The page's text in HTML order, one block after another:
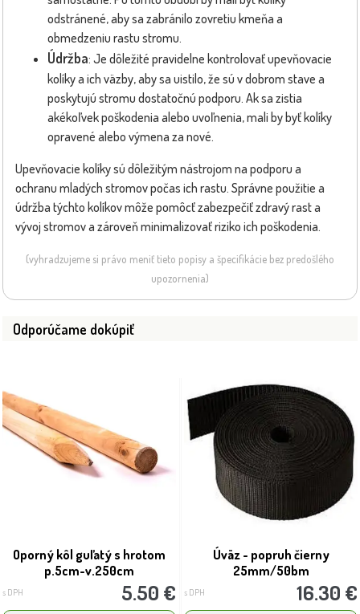
odstránené, aby sa zabránilo zovretiu kmeňa a
obmedzeniu rastu stromu.
Údržba: Je dôležité pravidelne kontrolovať upevňovacie
kolíky a ich väzby, aby sa uistilo, že sú v dobrom stave a
poskytujú stromu dostatočnú podporu. Ak sa zistia
akékoľvek poškodenia alebo uvoľnenia, mali by byť kolíky
opravené alebo výmena za nové.
Upevňovacie kolíky sú dôležitým nástrojom na podporu a
ochranu mladých stromov počas ich rastu. Správne použitie a
údržba týchto kolíkov môže pomôcť zabezpečiť zdravý rast a
vývoj stromov a zároveň minimalizovať riziko ich poškodenia.
(vyhradzujeme si právo meniť tieto popisy a špecifikácie bez predošlého
upozornenia)
Odporúčame dokúpiť
Oporný kôl guľatý s hrotom
p.5cm-v.250cm
s DPH 5.50 €
Úväz - popruh čierny
25mm/50bm
s DPH 16.30 €